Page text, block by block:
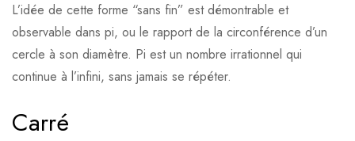
L’idée de cette forme “sans fin” est démontrable et
observable dans pi, ou le rapport de la circonférence d’un
cercle à son diamètre. Pi est un nombre irrationnel qui
continue à l’infini, sans jamais se répéter.
Carré